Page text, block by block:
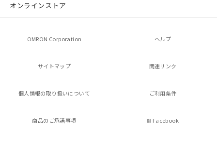
オンラインストア
OMRON Corporation ヘルプ
サイトマップ 関連リンク
個人情報の取り扱いについて ご利用条件
商品のご承諾事項 Facebook